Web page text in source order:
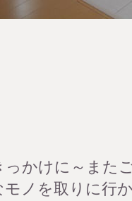
っかけに～また
モノを取りに行